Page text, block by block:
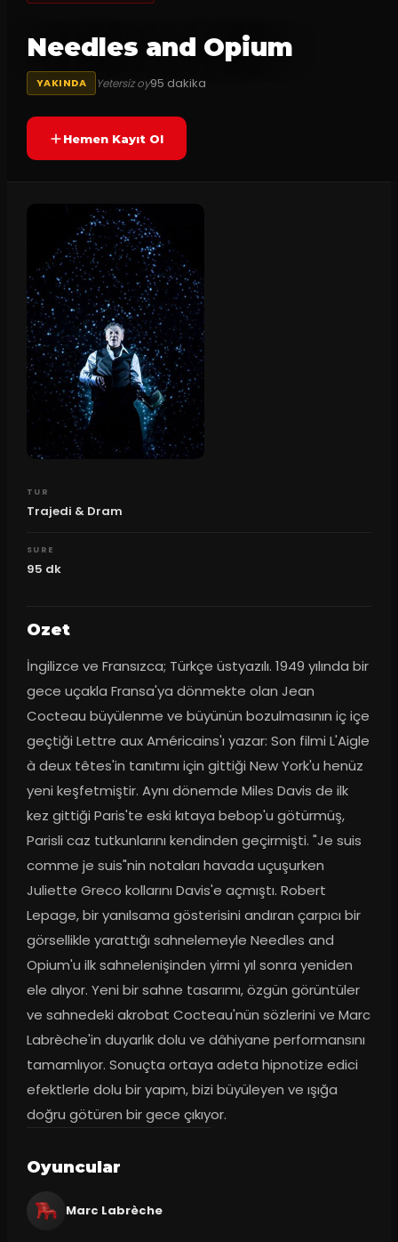
Needles and Opium
YAKINDA Yetersiz oy95 dakika
Hemen Kayıt Ol
TUR
Trajedi & Dram
SURE
95 dk
Ozet
İngilizce ve Fransızca; Türkçe üstyazılı. 1949 yılında bir
gece uçakla Fransa'ya dönmekte olan Jean
Cocteau büyülenme ve büyünün bozulmasının iç içe
geçtiği Lettre aux Américains'ı yazar: Son filmi L'Aigle
à deux têtes'in tanıtımı için gittiği New York'u henüz
yeni keşfetmiştir. Aynı dönemde Miles Davis de ilk
kez gittiği Paris'te eski kıtaya bebop'u götürmüş,
Parisli caz tutkunlarını kendinden geçirmişti. "Je suis
comme je suis"nin notaları havada uçuşurken
Juliette Greco kollarını Davis'e açmıştı. Robert
Lepage, bir yanılsama gösterisini andıran çarpıcı bir
görsellikle yarattığı sahnelemeyle Needles and
Opium'u ilk sahnelenişinden yirmi yıl sonra yeniden
ele alıyor. Yeni bir sahne tasarımı, özgün görüntüler
ve sahnedeki akrobat Cocteau'nün sözlerini ve Marc
Labrèche'in duyarlık dolu ve dâhiyane performansını
tamamlıyor. Sonuçta ortaya adeta hipnotize edici
efektlerle dolu bir yapım, bizi büyüleyen ve ışığa
doğru götüren bir gece çıkıyor.
Oyuncular
Marc Labrèche